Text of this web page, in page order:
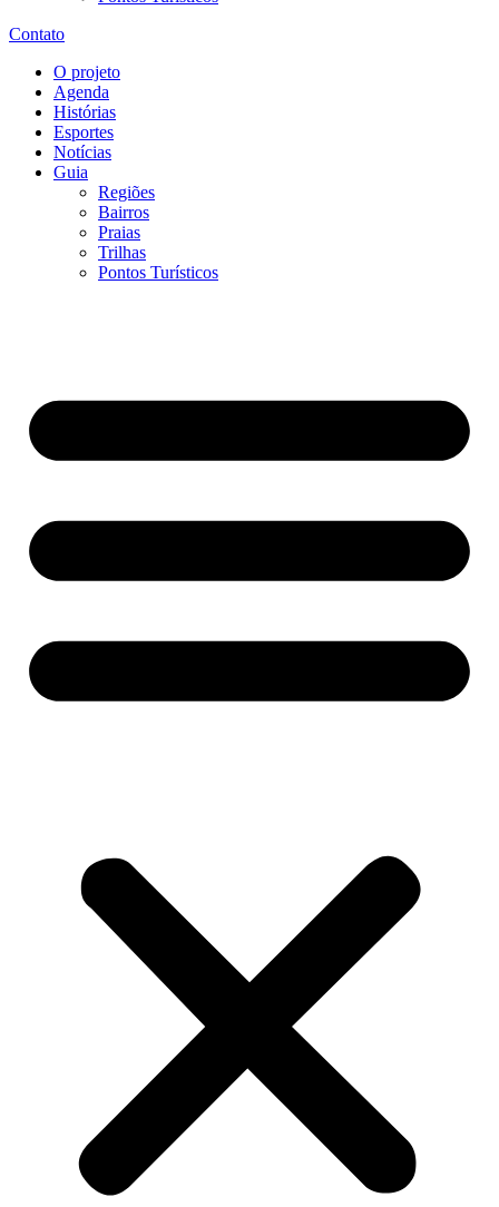
Contato
O projeto
Agenda
Histórias
Esportes
Notícias
Guia
Regiões
Bairros
Praias
Trilhas
Pontos Turísticos